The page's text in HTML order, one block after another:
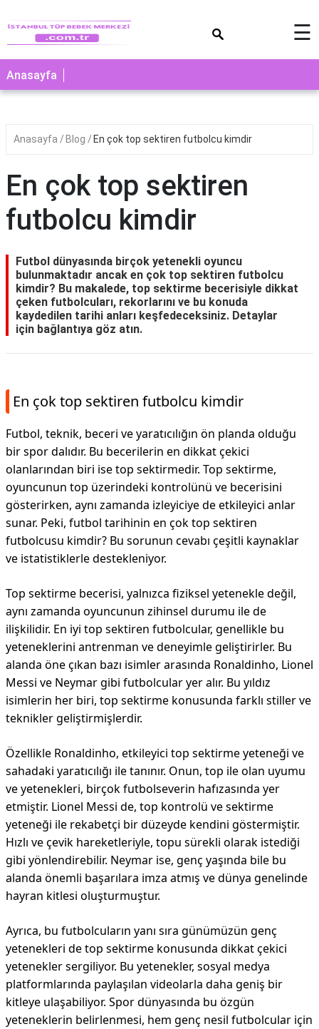
☰
Anasayfa
Anasayfa Blog En çok top sektiren futbolcu kimdir
En çok top sektiren
futbolcu kimdir
Futbol dünyasında birçok yetenekli oyuncu
bulunmaktadır ancak en çok top sektiren futbolcu
kimdir? Bu makalede, top sektirme becerisiyle dikkat
çeken futbolcuları, rekorlarını ve bu konuda
kaydedilen tarihi anları keşfedeceksiniz. Detaylar
için bağlantıya göz atın.
En çok top sektiren futbolcu kimdir
Futbol, teknik, beceri ve yaratıcılığın ön planda olduğu
bir spor dalıdır. Bu becerilerin en dikkat çekici
olanlarından biri ise top sektirmedir. Top sektirme,
oyuncunun top üzerindeki kontrolünü ve becerisini
gösterirken, aynı zamanda izleyiciye de etkileyici anlar
sunar. Peki, futbol tarihinin en çok top sektiren
futbolcusu kimdir? Bu sorunun cevabı çeşitli kaynaklar
ve istatistiklerle destekleniyor.
Top sektirme becerisi, yalnızca fiziksel yetenekle değil,
aynı zamanda oyuncunun zihinsel durumu ile de
ilişkilidir. En iyi top sektiren futbolcular, genellikle bu
yeteneklerini antrenman ve deneyimle geliştirirler. Bu
alanda öne çıkan bazı isimler arasında Ronaldinho, Lionel
Messi ve Neymar gibi futbolcular yer alır. Bu yıldız
isimlerin her biri, top sektirme konusunda farklı stiller ve
teknikler geliştirmişlerdir.
Özellikle Ronaldinho, etkileyici top sektirme yeteneği ve
sahadaki yaratıcılığı ile tanınır. Onun, top ile olan uyumu
ve yetenekleri, birçok futbolseverin hafızasında yer
etmiştir. Lionel Messi de, top kontrolü ve sektirme
yeteneği ile rekabetçi bir düzeyde kendini göstermiştir.
Hızlı ve çevik hareketleriyle, topu sürekli olarak istediği
gibi yönlendirebilir. Neymar ise, genç yaşında bile bu
alanda önemli başarılara imza atmış ve dünya genelinde
hayran kitlesi oluşturmuştur.
Ayrıca, bu futbolcuların yanı sıra günümüzün genç
yetenekleri de top sektirme konusunda dikkat çekici
yetenekler sergiliyor. Bu yetenekler, sosyal medya
platformlarında paylaşılan videolarla daha geniş bir
kitleye ulaşabiliyor. Spor dünyasında bu özgün
yeteneklerin belirlenmesi, hem genç nesil futbolcular için